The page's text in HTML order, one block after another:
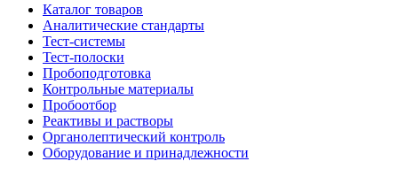
Каталог товаров
Аналитические стандарты
Тест-системы
Тест-полоски
Пробоподготовка
Контрольные материалы
Пробоотбор
Реактивы и растворы
Органолептический контроль
Оборудование и принадлежности